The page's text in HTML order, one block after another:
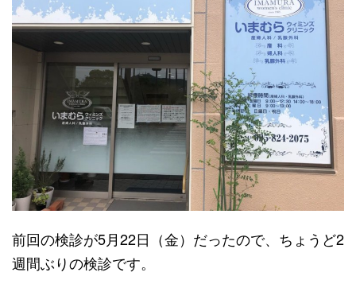
前回の検診が5月22日（金）だったので、ちょうど2
週間ぶりの検診です。